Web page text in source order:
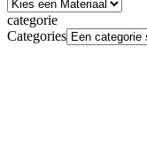
categorie
Categories